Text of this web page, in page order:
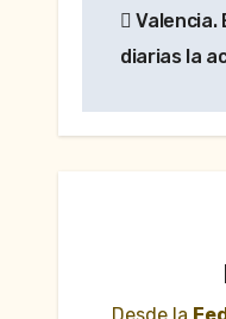
de Valencia.
diarias la